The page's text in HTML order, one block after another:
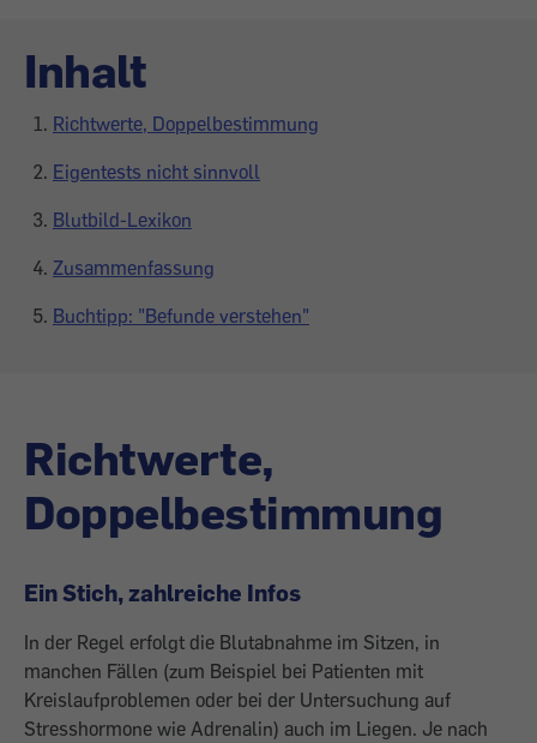
Inhalt
Richtwerte, Doppelbestimmung
Eigentests nicht sinnvoll
Blutbild-Lexikon
Zusammenfassung
Buchtipp: "Befunde verstehen"
Richtwerte,
Doppelbestimmung
Ein Stich, zahlreiche Infos
In der Regel erfolgt die Blutabnahme im Sitzen, in
manchen Fällen (zum Beispiel bei Patienten mit
Kreislaufproblemen oder bei der Untersuchung auf
Stresshormone wie Adrenalin) auch im Liegen. Je nach